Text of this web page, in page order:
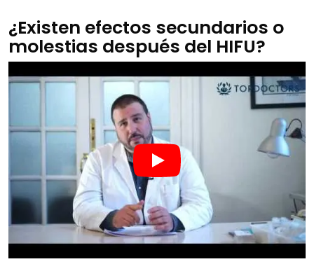
¿Existen efectos secundarios o
molestias después del HIFU?